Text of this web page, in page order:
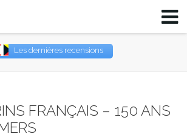
Les dernières recensions
FRANÇAIS – 150 ANS
Me